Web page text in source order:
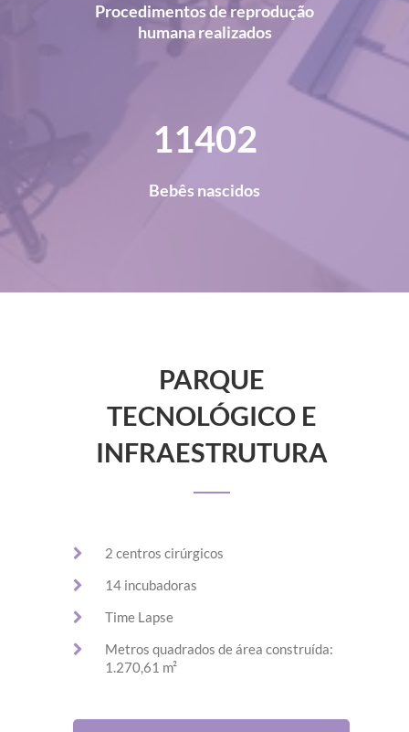
Procedimentos de reprodução
humana realizados
13936
Bebês nascidos
PARQUE
TECNOLÓGICO E
INFRAESTRUTURA
2 centros cirúrgicos
14 incubadoras
Time Lapse
Metros quadrados de área construída:
1.270,61 m²